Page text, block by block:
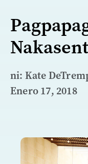
ni: Kate
Enero 17, 2018